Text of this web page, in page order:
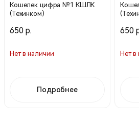
Кошелек цифра №1 КШЛК
(Техинком)
650 р.
Нет в наличии
Подробнее
650
Нет в